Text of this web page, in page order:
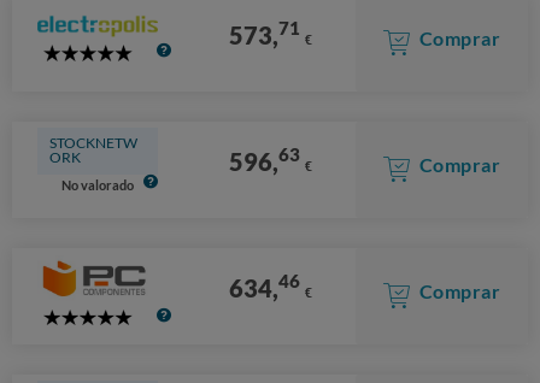
5
573,71 € Comprar
STOCKNETW
ORK
No valorado
596,63 € Comprar
5
634,46 € Comprar